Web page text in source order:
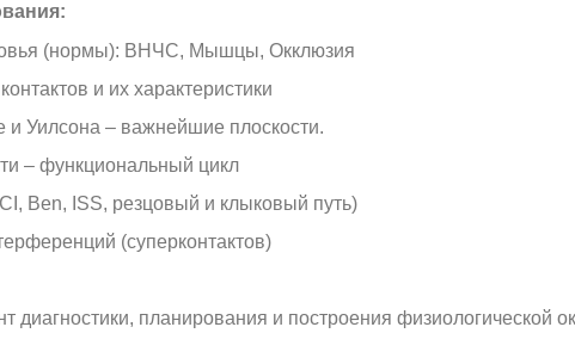
(нормы): ВНЧС, Мышцы, Окклюзия
и их характеристики
и Уилсона – важнейшие плоскости.
– функциональный цикл
Ben, ISS, резцовый и клыковый путь)
(суперконтактов)
диагностики, планирования и построения физиологической